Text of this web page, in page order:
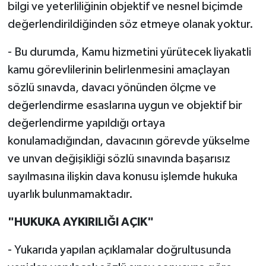
bilgi ve yeterliliğinin objektif ve nesnel biçimde
değerlendirildiğinden söz etmeye olanak yoktur.
- Bu durumda, Kamu hizmetini yürütecek liyakatli
kamu görevlilerinin belirlenmesini amaçlayan
sözlü sınavda, davacı yönünden ölçme ve
değerlendirme esaslarına uygun ve objektif bir
değerlendirme yapıldığı ortaya
konulamadığından, davacının görevde yükselme
ve unvan değişikliği sözlü sınavında başarısız
sayılmasına ilişkin dava konusu işlemde hukuka
uyarlık bulunmamaktadır.
"HUKUKA AYKIRILIĞI AÇIK"
- Yukarıda yapılan açıklamalar doğrultusunda